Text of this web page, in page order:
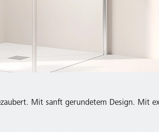
Mit sanft gerundetem Design. Mit